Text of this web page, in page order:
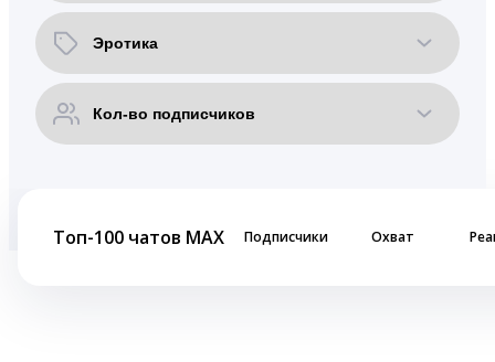
Топ-100 чатов MAX Подписчики Охват